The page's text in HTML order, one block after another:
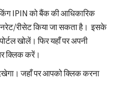
IPIN को बैंक की आधिकारिक
रीसेट किया जा सकता है। इसके
खोलें। फिर यहाँ पर अपनी
क्लिक करें।
जहाँ पर आपको क्लिक करना